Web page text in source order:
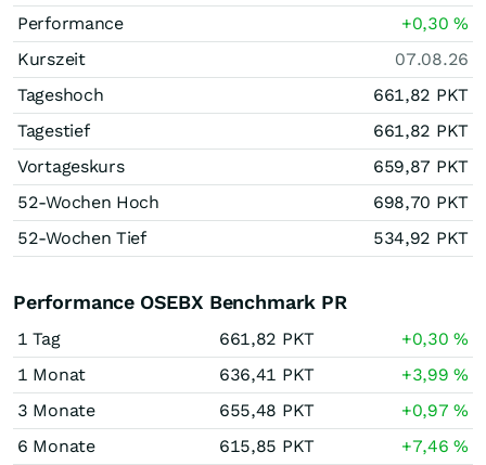
Performance
+0,30%
Kurszeit
07.08.26
Tageshoch
661,82 PKT
Tagestief
661,82 PKT
Vortageskurs
659,87 PKT
52-Wochen Hoch
698,70 PKT
52-Wochen Tief
534,92 PKT
Performance OSEBX Benchmark PR
1 Tag 661,82 PKT +0,30%
1 Monat
636,41 PKT +3,99%
3 Monate
655,48 PKT +0,97%
6 Monate
615,85 PKT +7,46%